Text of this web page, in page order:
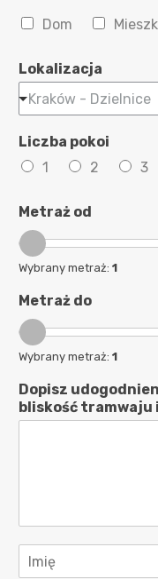
N
r
o
m
ć
Dom
Lokalizacja
Kraków - Dzielnice
Liczba pokoi
1
2 3
Metraż od
Wybrany metraż: 1
Metraż do
Wybrany metraż: 1
Dopisz
bliskość tramwaju
m